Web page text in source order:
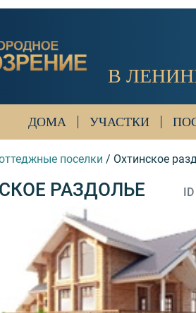
В
ДОМА УЧАСТКИ
поселки / Охтинское
РАЗДОЛЬЕ